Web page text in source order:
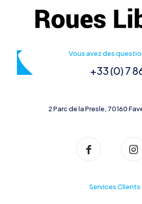
Vous avez des
+33 (0) 7
2 Parc de la Presle, 70160
Services Clients